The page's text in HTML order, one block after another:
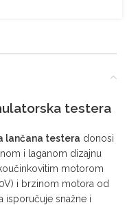
testera
lančana testera donosi
i laganom dizajnu
motorom
i brzinom motora od
isporučuje snažne i